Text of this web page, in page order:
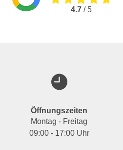
4.7/ 5
Öffnungszeiten
Montag - Freitag
09:00 - 17:00 Uhr